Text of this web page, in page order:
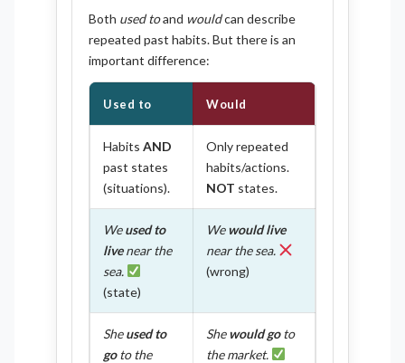
Both used toand wouldcan describe
repeated past habits. But there is an
important difference:
Used to Would
Habits AND
past states
(situations).
Only repeated
habits/actions.
NOT states.
Weused to
livenear the
sea.
(state)
Wewould live
near the sea.
(wrong)
Sheused to
goto the
Shewould goto
the market.